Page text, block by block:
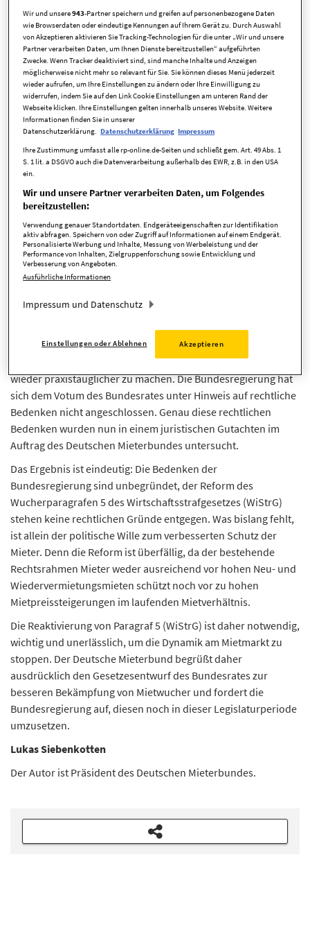
Die Reaktivierung von Paragraf 5 (WiStrG) ist notwendig,
wichtig und unerlässlich, um die Dynamik am Mietmarkt zu
stoppen. Der Deutsche Mieterbund begrüßt daher
ausdrücklich den Gesetzesentwurf des Bundesrates zur
besseren Bekämpfung von Mietwucher und fordert die
Bundesregierung auf, diesen noch in dieser Legislaturperiode
umzusetzen.
Die Wohnungskrise in Deutschland spitzt sich immer mehr zu.
Mehr als sieben Millionen Mieterhaushalte sind mittlerweile
mit ihren Wohnkosten überlastet. Bis Mitte der 2000er Jahre
wurden unerlaubt hohe Mietpreise regelmäßig mit dem
sogenannten „Mietwucherparagrafen“, (Paragraf 5,
Wirtschaftsstrafgesetzbuch) geahndet. In Berlin wurde seit
2017 nur in einem einzigen Fall ein Bußgeld wegen überhöhter
Mieten verhängt. In anderen Städten wie Hamburg oder
Main wird dagegen systematischer durch das zuständige Amt
Der Bundesrat hat das Problem erkannt und verlangt aktuell
zum wiederholten Male eine Reform, um den Mietwucher
wieder praxistauglicher zu machen. Die Bundesregierung hat
sich dem Votum des Bundesrates unter Hinweis auf rechtliche
Bedenken nicht angeschlossen. Genau diese rechtlichen
Bedenken wurden nun in einem juristischen Gutachten im
Auftrag des Deutschen Mieterbundes untersucht.
Das Ergebnis ist eindeutig: Die Bedenken der
Bundesregierung sind unbegründet, der Reform des
Wucherparagrafen 5 des Wirtschaftsstrafgesetzes (WiStrG)
stehen keine rechtlichen Gründe entgegen. Was bislang fehlt,
ist allein der politische Wille zum verbesserten Schutz der
Mieter. Denn die Reform ist überfällig, da der bestehende
Rechtsrahmen Mieter weder ausreichend vor hohen Neu- und
Wiedervermietungsmieten schützt noch vor zu hohen
Mietpreissteigerungen im laufenden Mietverhältnis.
Die Reaktivierung von Paragraf 5 (WiStrG) ist daher notwendig,
wichtig und unerlässlich, um die Dynamik am Mietmarkt zu
stoppen. Der Deutsche Mieterbund begrüßt daher
ausdrücklich den Gesetzesentwurf des Bundesrates zur
besseren Bekämpfung von Mietwucher und fordert die
Bundesregierung auf, diesen noch in dieser Legislaturperiode
umzusetzen.
Lukas Siebenkotten
Der Autor ist Präsident des Deutschen Mieterbundes.
Wir und unsere943-Partner speichern und greifen auf personenbezogene Daten
wie Browserdaten oder eindeutige Kennungen auf Ihrem Gerät zu. Durch Auswahl
von Akzeptieren aktivieren Sie Tracking-Technologien für die unter „Wir und unsere
Partner verarbeiten Daten, um Ihnen Dienste bereitzustellen“ aufgeführten
Zwecke. Wenn Tracker deaktiviert sind, sind manche Inhalte und Anzeigen
möglicherweise nicht mehr so relevant für Sie. Sie können dieses Menü jederzeit
wieder aufrufen, um Ihre Einstellungen zu ändern oder Ihre Einwilligung zu
widerrufen, indem Sie auf den Link Cookie Einstellungen am unteren Rand der
Webseite klicken. Ihre Einstellungen gelten innerhalb unseres Website. Weitere
Informationen finden Sie in unserer
Datenschutzerklärung. Datenschutzerklärung Impressum
Ihre Zustimmung umfasst alle rp-online.de-Seiten und schließt gem. Art. 49 Abs. 1
S. 1 lit. a DSGVO auch die Datenverarbeitung außerhalb des EWR, z.B. in den USA
ein.
Wir und unsere Partner verarbeiten Daten, um Folgendes
bereitzustellen:
Verwendung genauer Standortdaten. Endgeräteeigenschaften zur Identifikation
aktiv abfragen. Speichern von oder Zugriff auf Informationen auf einem Endgerät.
Personalisierte Werbung und Inhalte, Messung von Werbeleistung und der
Performance von Inhalten, Zielgruppenforschung sowie Entwicklung und
Verbesserung von Angeboten.
Ausführliche Informationen
Impressum und Datenschutz
Einstellungen oder Ablehnen Akzeptieren